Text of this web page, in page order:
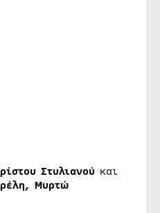
Στυλιανού και
Μυρτώ